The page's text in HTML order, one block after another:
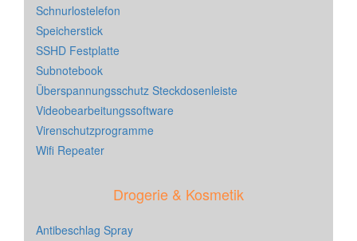
Schnurlostelefon
Speicherstick
SSHD Festplatte
Subnotebook
Überspannungsschutz Steckdosenleiste
Videobearbeitungssoftware
Virenschutzprogramme
Wifi Repeater
Drogerie & Kosmetik
Antibeschlag Spray